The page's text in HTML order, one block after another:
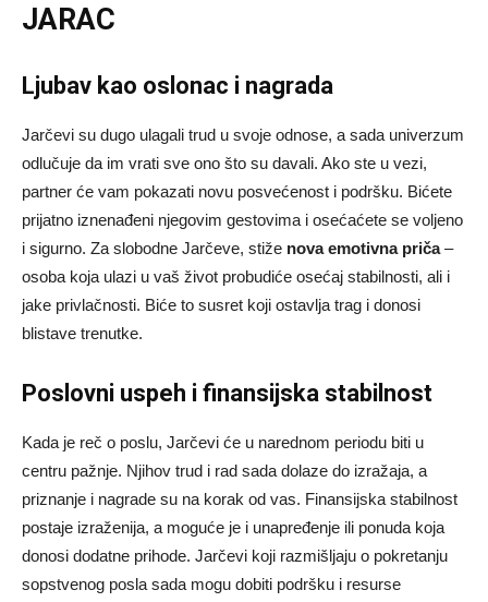
JARAC
Ljubav kao oslonac i nagrada
Jarčevi su dugo ulagali trud u svoje odnose, a sada univerzum
odlučuje da im vrati sve ono što su davali. Ako ste u vezi,
partner će vam pokazati novu posvećenost i podršku. Bićete
prijatno iznenađeni njegovim gestovima i osećaćete se voljeno
i sigurno. Za slobodne Jarčeve, stiže nova emotivna priča–
osoba koja ulazi u vaš život probudiće osećaj stabilnosti, ali i
jake privlačnosti. Biće to susret koji ostavlja trag i donosi
blistave trenutke.
Poslovni uspeh i finansijska stabilnost
Kada je reč o poslu, Jarčevi će u narednom periodu biti u
centru pažnje. Njihov trud i rad sada dolaze do izražaja, a
priznanje i nagrade su na korak od vas. Finansijska stabilnost
postaje izraženija, a moguće je i unapređenje ili ponuda koja
donosi dodatne prihode. Jarčevi koji razmišljaju o pokretanju
sopstvenog posla sada mogu dobiti podršku i resurse